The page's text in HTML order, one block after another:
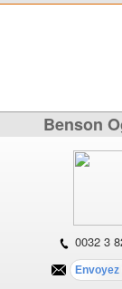
Benson
0032 3